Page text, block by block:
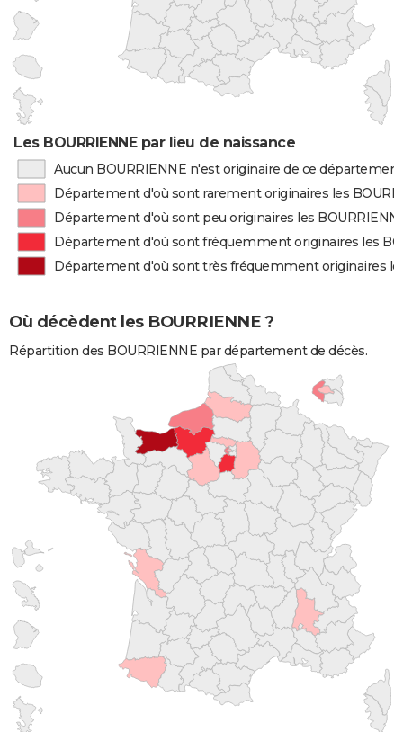
Les BOURRIENNE par lieu de naissance
Aucun BOURRIENNE n'est originaire de ce département
Département d'où sont rarement originaires les
Département d'où sont peu originaires les
Département d'où sont fréquemment originaires les
Département d'où sont très fréquemment originaires
Où décèdent les BOURRIENNE ?
Répartition des BOURRIENNE par département de décès.